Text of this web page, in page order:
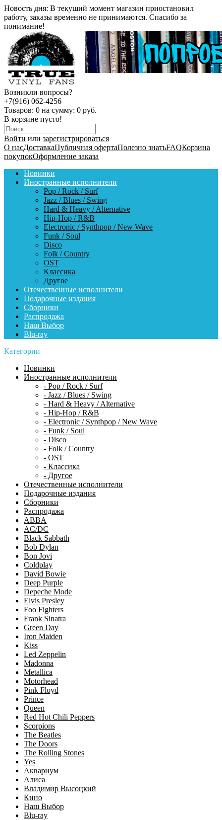
Новость дня: В текущий момент магазин приостановил
работу, заказы временно не принимаются. Спасибо за
понимание!
Возникли вопросы?
+7(916) 062-4256
Товаров: 0 на сумму: 0 руб.
В корзине пусто!
Войти или зарегистрироваться
О насДоставкаПубличная офертаПолезно знатьFAQКорзина
покупокОформление заказа
Новинки
Иностранные исполнители
Pop / Rock / Surf
Jazz / Blues / Swing
Hard & Heavy / Alternative
Hip-Hop / R&B
Electronic / Synthpop / New Wave
Funk / Soul
Disco
Folk / Country
OST
Классика
Другое
Отечественные исполнители
Подарочные издания
Сборники
Распродажа
Наш Выбор
Blu-ray
Категории
Новинки
Иностранные исполнители
- Pop / Rock / Surf
- Jazz / Blues / Swing
- Hard & Heavy / Alternative
- Hip-Hop / R&B
- Electronic / Synthpop / New Wave
- Funk / Soul
- Disco
- Folk / Country
- OST
- Классика
- Другое
Отечественные исполнители
Подарочные издания
Сборники
Распродажа
ABBA
AC/DC
Black Sabbath
Bob Dylan
Bon Jovi
Coldplay
David Bowie
Deep Purple
Depeche Mode
Elvis Presley
Foo Fighters
Frank Sinatra
Green Day
Iron Maiden
Kiss
Led Zeppelin
Madonna
Metallica
Motorhead
Pink Floyd
Prince
Queen
Red Hot Chili Peppers
Scorpions
The Beatles
The Doors
The Rolling Stones
Yes
Аквариум
Алиса
Владимир Высоцкий
Кино
Наш Выбор
Blu-ray